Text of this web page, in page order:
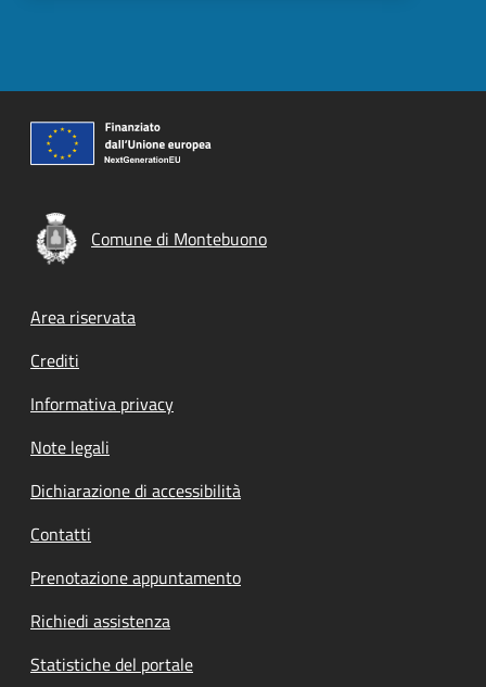
Comune di Montebuono
Footer menu
Area riservata
Crediti
Informativa privacy
Note legali
Dichiarazione di accessibilità
Contatti
Prenotazione appuntamento
Richiedi assistenza
Statistiche del portale